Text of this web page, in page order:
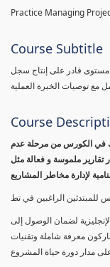
Course Subtitle
مستوى قادر على إنتاج سجل
مع توصيات الخبرة العملية
Course
المشارك في الكورس من مرحلة عدم
تقارير ملموسة و فعالة مثل
الإنجليزية لضمان الوصول إلى
معرفة شاملة وتقنيات